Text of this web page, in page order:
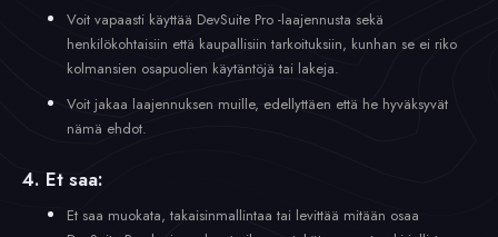
Voit vapaasti käyttää DevSuite Pro -laajennusta sekä
henkilökohtaisiin että kaupallisiin tarkoituksiin, kunhan se ei riko
kolmansien osapuolien käytäntöjä tai lakeja.
Voit jakaa laajennuksen muille, edellyttäen että he hyväksyvät
nämä ehdot.
4. Et saa:
Et saa muokata, takaisinmallintaa tai levittää mitään osaa